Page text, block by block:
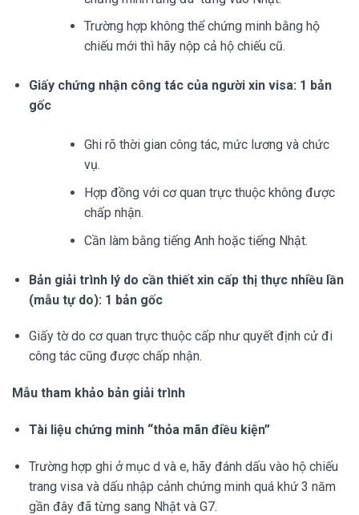
Trường hợp không thể chứng minh bằng hộ
chiếu mới thì hãy nộp cả hộ chiếu cũ.
Giấy chứng nhận công tác của người xin visa: 1 bản
gốc
Ghi rõ thời gian công tác, mức lương và chức
vụ.
Hợp đồng với cơ quan trực thuộc không được
chấp nhận.
Cần làm bằng tiếng Anh hoặc tiếng Nhật.
Bản giải trình lý do cần thiết xin cấp thị thực nhiều lần
(mẫu tự do): 1 bản gốc
Giấy tờ do cơ quan trực thuộc cấp như quyết định cử đi
công tác cũng được chấp nhận.
Mẫu tham khảo bản giải trình
Tài liệu chứng minh “thỏa mãn điều kiện”
Trường hợp ghi ở mục d và e, hãy đánh dấu vào hộ chiếu
trang visa và dấu nhập cảnh chứng minh quá khứ 3 năm
gần đây đã từng sang Nhật và G7.